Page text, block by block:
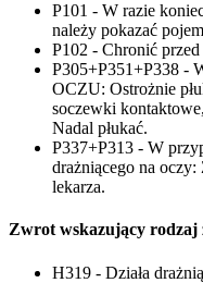
P101 - W razie
należy pokazać
P102 - Chronić
P305+P351+P338
OCZU: Ostrożnie
soczewki
Nadal płukać.
P337+P313 - W
drażniącego na oczy:
lekarza.
Zwrot wskazujący rodzaj
H319 - Działa